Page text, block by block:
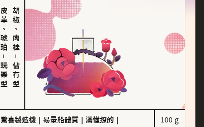
皮革、琥珀
－
玩樂型
胡椒、肉桂
－
佔有型
驚喜製造機 易暈船體質 滿懂撩的
100 g